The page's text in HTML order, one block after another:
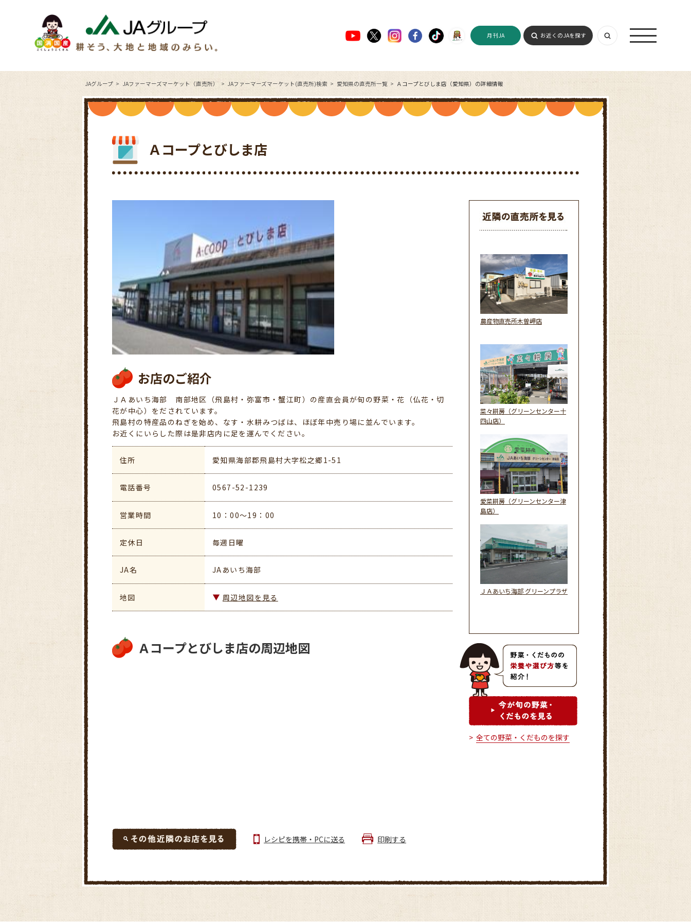
月刊JA お近くのJAを探す
JAグループ JAファーマーズマーケット（直売所） JAファーマーズマーケット(直売所)検索 愛知県の直売所一覧 Ａコープとびしま店（愛知県）の詳細情報
Ａコープとびしま店
お店のご紹介
ＪＡあいち海部 南部地区（飛島村・弥富市・蟹江町）の産直会員が旬の野菜・花（仏花・切
花が中心）をだされています。
飛島村の特産品のねぎを始め、なす・水耕みつばは、ほぼ年中売り場に並んでいます。
お近くにいらした際は是非店内に足を運んでください。
住所 愛知県海部郡飛島村大字松之郷1-51
電話番号 0567-52-1239
営業時間 10：00～19：00
定休日 毎週日曜
JA名 JAあいち海部
地図 周辺地図を見る
Ａコープとびしま店の周辺地図
レシピを携帯・PCに送る 印刷する
農産物直売所木曽岬店
菜々耕房（グリーンセンター十
四山店）
愛菜耕房（グリーンセンター津
島店）
ＪＡあいち海部 グリーンプラザ
全ての野菜・くだものを探す